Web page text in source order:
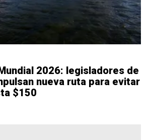
2026: legisladores de
nueva ruta para evitar
$150